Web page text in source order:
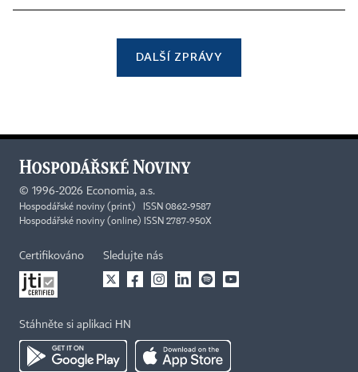
DALŠÍ ZPRÁVY
© 1996-2026 Economia, a.s.
Hospodářské noviny (print) ISSN 0862-9587
Hospodářské noviny (online) ISSN 2787-950X
Certifikováno Sledujte nás
Stáhněte si aplikaci HN